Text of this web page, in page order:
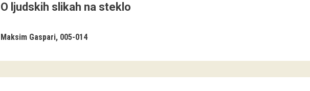
O ljudskih slikah na steklo
Maksim Gaspari 005-014